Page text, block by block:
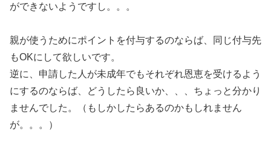
ができないようですし。。。
親が使うためにポイントを付与するのならば、同じ付与先
もOKにして欲しいです。
逆に、申請した人が未成年でもそれぞれ恩恵を受けるよう
にするのならば、どうしたら良いか、、、ちょっと分かり
ませんでした。（もしかしたらあるのかもしれません
が。。。）